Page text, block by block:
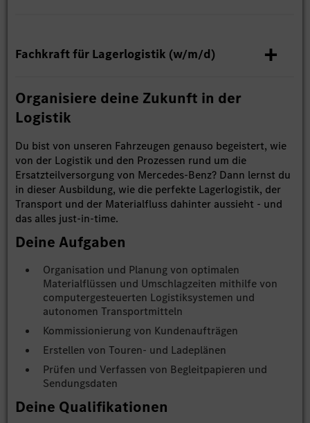
Fachkraft für Lagerlogistik (w/m/d)
Organisiere deine Zukunft in der
Logistik
Du bist von unseren Fahrzeugen genauso begeistert, wie
von der Logistik und den Prozessen rund um die
Ersatzteilversorgung von Mercedes-Benz? Dann lernst du
in dieser Ausbildung, wie die perfekte Lagerlogistik, der
Transport und der Materialfluss dahinter aussieht - und
das alles just-in-time.
Deine Aufgaben
Organisation und Planung von optimalen
Materialflüssen und Umschlagzeiten mithilfe von
computergesteuerten Logistiksystemen und
autonomen Transportmitteln
Kommissionierung von Kundenaufträgen
Erstellen von Touren- und Ladeplänen
Prüfen und Verfassen von Begleitpapieren und
Sendungsdaten
Deine Qualifikationen